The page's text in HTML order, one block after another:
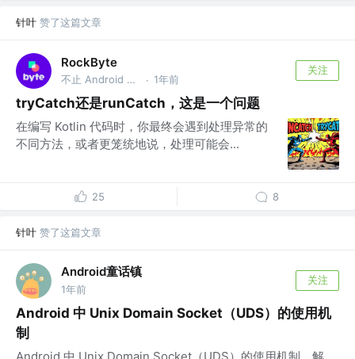
针叶 赞了这篇文章
RockByte
不止 Android 工程师 · 1年前
关注
tryCatch还是runCatch，这是一个问题
在编写 Kotlin 代码时，你最终会遇到处理异常的
不同方法，或者更笼统地说，处理可能会...
25 8
针叶 赞了这篇文章
Android童话镇
1年前
关注
Android 中 Unix Domain Socket（UDS）的使用机
制